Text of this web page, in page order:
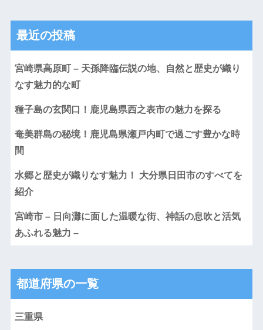
最近の投稿
宮崎県高原町 – 天孫降臨伝説の地、自然と歴史が織り
なす魅力的な町
種子島の玄関口！鹿児島県西之表市の魅力を探る
奄美群島の秘境！鹿児島県瀬戸内町で過ごす豊かな時
間
水郷と歴史が織りなす魅力！ 大分県日田市のすべてを
紹介
宮崎市 – 日向灘に面した温暖な街、神話の息吹と活気
あふれる魅力 –
都道府県の一覧
三重県